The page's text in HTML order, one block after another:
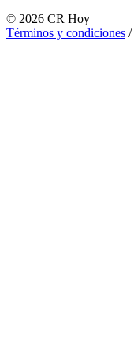
© 2026 CR Hoy
Términos y condiciones /